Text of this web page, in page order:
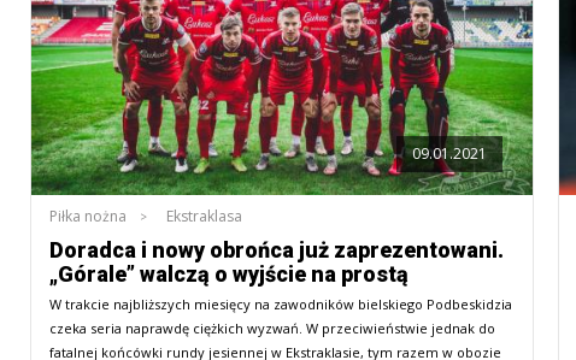
09.01.2021
Piłka nożna Ekstraklasa
Doradca i nowy obrońca już zaprezentowani.
„Górale” walczą o wyjście na prostą
W trakcie najbliższych miesięcy na zawodników bielskiego Podbeskidzia
czeka seria naprawdę ciężkich wyzwań. W przeciwieństwie jednak do
fatalnej końcówki rundy jesiennej w Ekstraklasie, tym razem w obozie